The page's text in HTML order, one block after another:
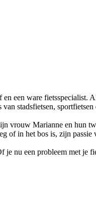
een ware fietsspecialist.
stadsfietsen,
vrouw Marianne en hun
of in het bos is, zijn passie
nu een probleem met je